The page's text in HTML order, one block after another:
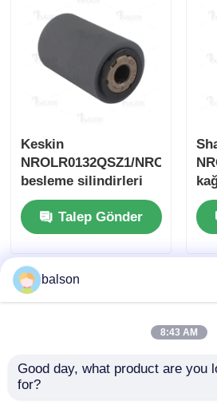
Keskin
NROLR0132QSZ1/
besleme silindirleri
Talep Gönder
balson
8:43 AM
Good day, what product are you
for?